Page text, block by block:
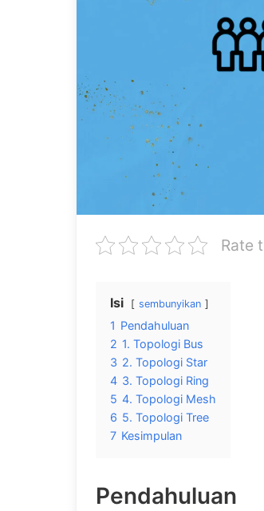
Rate
Isi sembunyikan
1 Pendahuluan
2 1. Topologi Bus
3 2. Topologi Star
4 3. Topologi Ring
5 4. Topologi Mesh
6 5. Topologi Tree
7 Kesimpulan
Pendahuluan